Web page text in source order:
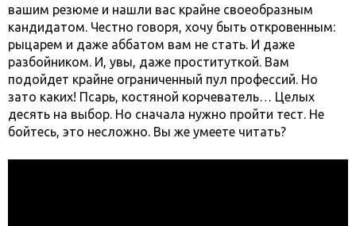
вашим резюме и нашли вас крайне своеобразным
кандидатом. Честно говоря, хочу быть откровенным:
рыцарем и даже аббатом вам не стать. И даже
разбойником. И, увы, даже проституткой. Вам
подойдет крайне ограниченный пул профессий. Но
зато каких! Псарь, костяной корчеватель… Целых
десять на выбор. Но сначала нужно пройти тест. Не
бойтесь, это несложно. Вы же умеете читать?